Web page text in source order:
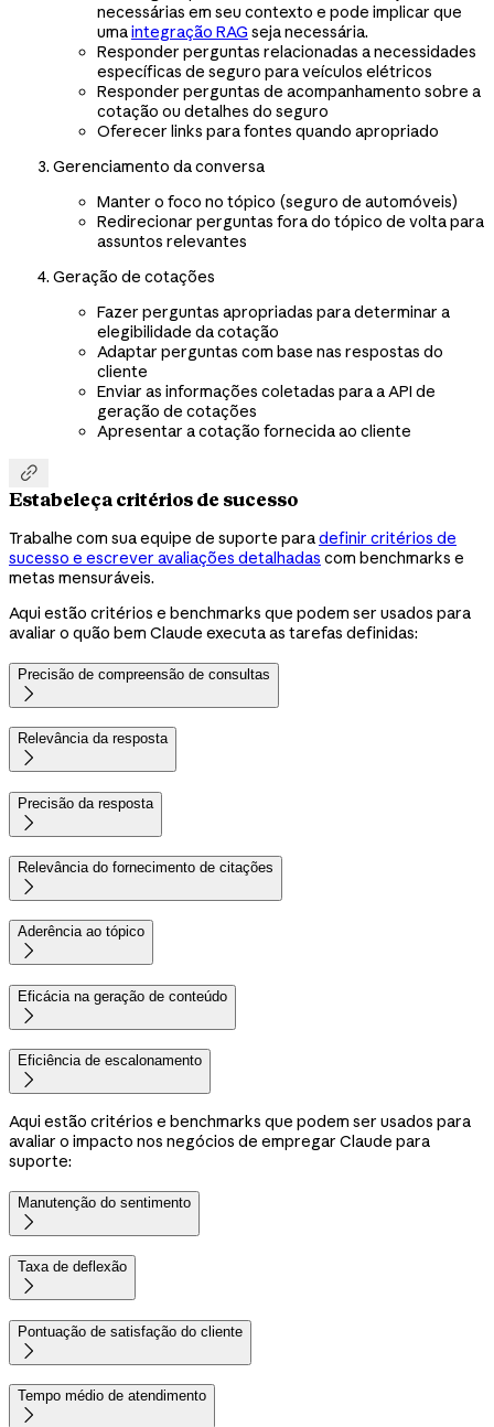
necessárias em seu contexto e pode implicar que
umaintegração RAG seja necessária.
Responder perguntas relacionadas a necessidades
específicas de seguro para veículos elétricos
Responder perguntas de acompanhamento sobre a
cotação ou detalhes do seguro
Oferecer links para fontes quando apropriado
Gerenciamento da conversa
Manter o foco no tópico (seguro de automóveis)
Redirecionar perguntas fora do tópico de volta para
assuntos relevantes
Geração de cotações
Fazer perguntas apropriadas para determinar a
elegibilidade da cotação
Adaptar perguntas com base nas respostas do
cliente
Enviar as informações coletadas para a API de
geração de cotações
Apresentar a cotação fornecida ao cliente

Estabeleça critérios de sucesso
Trabalhe com sua equipe de suporte paradefinir critérios de
sucesso e escrever avaliações detalhadas com benchmarks e
metas mensuráveis.
Aqui estão critérios e benchmarks que podem ser usados para
avaliar o quão bem Claude executa as tarefas definidas:
Precisão de compreensão de consultas

Relevância da resposta

Precisão da resposta

Relevância do fornecimento de citações

Aderência ao tópico

Eficácia na geração de conteúdo

Eficiência de escalonamento

Aqui estão critérios e benchmarks que podem ser usados para
avaliar o impacto nos negócios de empregar Claude para
suporte:
Manutenção do sentimento

Taxa de deflexão

Pontuação de satisfação do cliente

Tempo médio de atendimento
